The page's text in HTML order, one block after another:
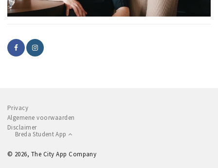
Privacy
Algemene voorwaarden
Disclaimer
Breda Student App
© 2026, The City App Company